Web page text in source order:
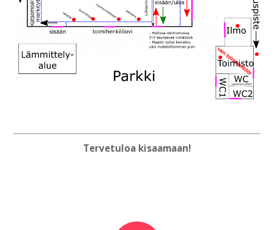
Tervetuloa kisaamaan!